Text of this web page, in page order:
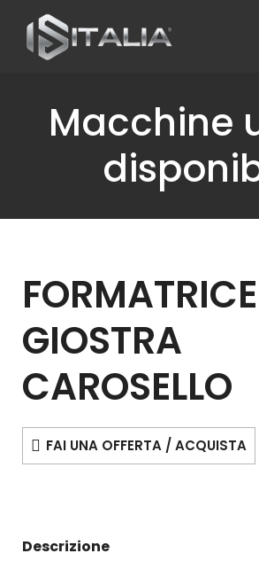
Macchine
GIOSTRA
CAROSELLO
FAI UNA OFFERTA / ACQUISTA
Descrizione